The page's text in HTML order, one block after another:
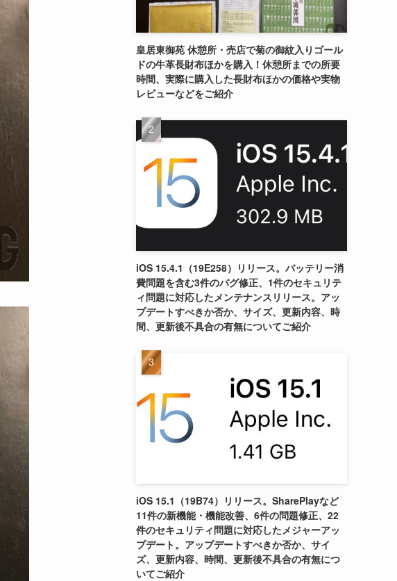
皇居東御苑 休憩所・売店で菊の御紋入りゴール
ドの牛革長財布ほかを購入！休憩所までの所要
時間、実際に購入した長財布ほかの価格や実物
レビューなどをご紹介
iOS 15.4.1（19E258）リリース。バッテリー消
費問題を含む3件のバグ修正、1件のセキュリテ
ィ問題に対応したメンテナンスリリース。アッ
プデートすべきか否か、サイズ、更新内容、時
間、更新後不具合の有無についてご紹介
iOS 15.1（19B74）リリース。SharePlayなど
11件の新機能・機能改善、6件の問題修正、22
件のセキュリティ問題に対応したメジャーアッ
プデート。アップデートすべきか否か、サイ
ズ、更新内容、時間、更新後不具合の有無につ
いてご紹介